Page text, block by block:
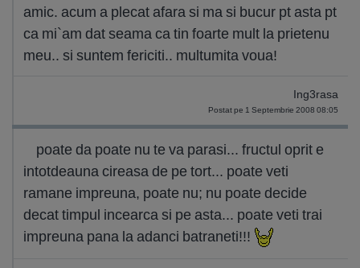
amic. acum a plecat afara si ma si bucur pt asta pt
ca mi`am dat seama ca tin foarte mult la prietenu
meu.. si suntem fericiti.. multumita voua!
Ing3rasa
Postat pe 1 Septembrie 2008 08:05
poate da poate nu te va parasi... fructul oprit e
intotdeauna cireasa de pe tort... poate veti
ramane impreuna, poate nu; nu poate decide
decat timpul incearca si pe asta... poate veti trai
impreuna pana la adanci batraneti!!!